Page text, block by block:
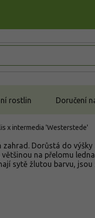
rostlin Doručení
x intermedia 'Westerstede'
Dorůstá do výšky
na přelomu
sytě žlutou barvu, jsou